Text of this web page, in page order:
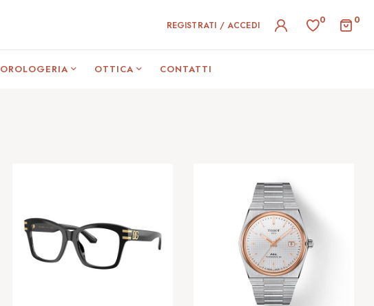
REGISTRATI / ACCEDI 0 0
OROLOGERIA OTTICA CONTATTI